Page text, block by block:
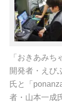
「おきあみち
開発者・えび
氏と「
者・山本一成